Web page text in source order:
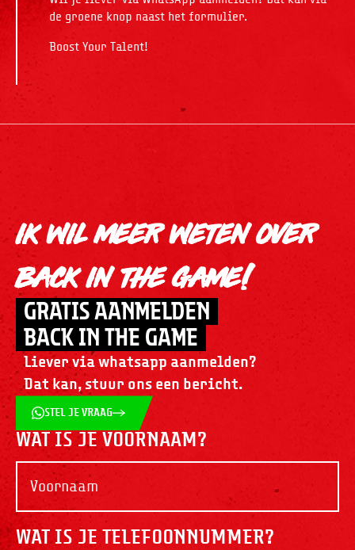
de groene knop naast het formulier.
Boost Your Talent!
ik wil meer weten over
back in the game!
GRATIS AANMELDEN
BACK IN THE GAME
Liever via whatsapp aanmelden?
Dat kan, stuur ons een bericht.
STEL JE VRAAG
WAT IS JE VOORNAAM?
WAT IS JE TELEFOONNUMMER?